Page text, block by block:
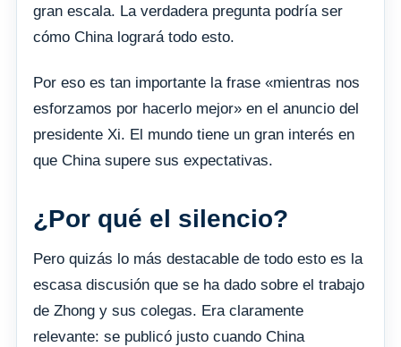
gran escala. La verdadera pregunta podría ser
cómo China logrará todo esto.
Por eso es tan importante la frase «mientras nos
esforzamos por hacerlo mejor» en el anuncio del
presidente Xi. El mundo tiene un gran interés en
que China supere sus expectativas.
¿Por qué el silencio?
Pero quizás lo más destacable de todo esto es la
escasa discusión que se ha dado sobre el trabajo
de Zhong y sus colegas. Era claramente
relevante: se publicó justo cuando China